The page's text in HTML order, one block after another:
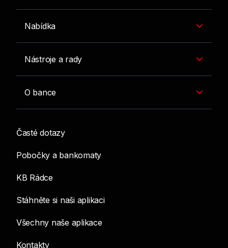
Nabídka
Nástroje a rady
O bance
Časté dotazy
Pobočky a bankomaty
KB Rádce
Stáhněte si naši aplikaci
Všechny naše aplikace
Kontakty